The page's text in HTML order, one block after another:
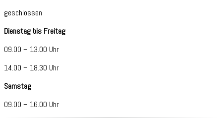
geschlossen
Dienstag bis Freitag
09.00 – 13.00 Uhr
14.00 – 18.30 Uhr
Samstag
09.00 – 16.00 Uhr